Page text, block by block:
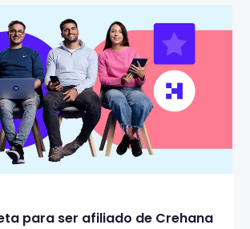
para ser afiliado de Crehana